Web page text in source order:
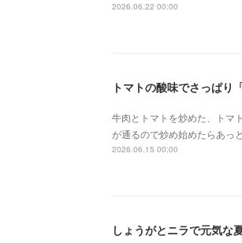
2026.06.22 00:00
トマトの酸味でさっぱり
牛肉とトマトを炒めた、トマ
が通るので炒め始めたらあっ
2026.06.15 00:00
しょうがとニラで元気な